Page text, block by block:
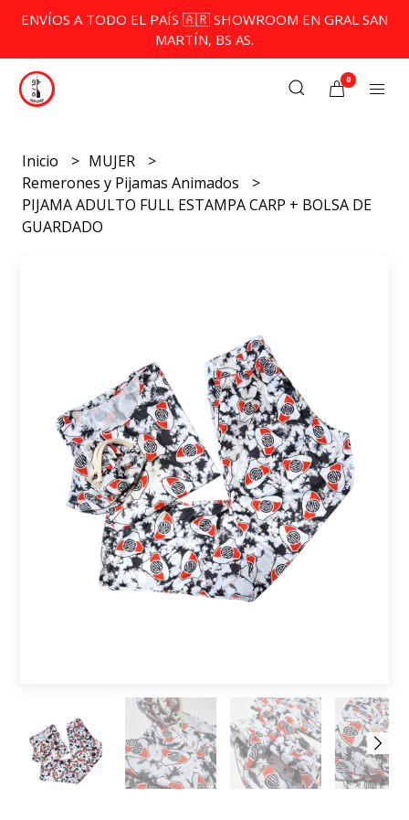
ENVÍOS A TODO EL PAÍS 🇦🇷 SHOWROOM EN GRAL SAN
MARTÍN, BS AS.
0
Inicio
MUJER
Remerones y Pijamas Animados
PIJAMA ADULTO FULL ESTAMPA CARP + BOLSA DE
GUARDADO